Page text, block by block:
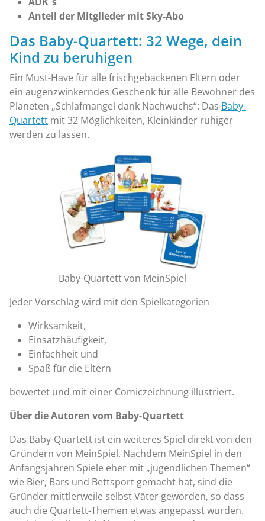
Anteil der Mitglieder mit Sky-Abo
Das Baby-Quartett: 32 Wege, dein
Kind zu beruhigen
Ein Must-Have für alle frischgebackenen Eltern oder
ein augenzwinkerndes Geschenk für alle Bewohner des
Planeten „Schlafmangel dank Nachwuchs“: Das Baby-
Quartett mit 32 Möglichkeiten, Kleinkinder ruhiger
werden zu lassen.
Baby-Quartett von MeinSpiel
Jeder Vorschlag wird mit den Spielkategorien
Wirksamkeit,
Einsatzhäufigkeit,
Einfachheit und
Spaß für die Eltern
bewertet und mit einer Comiczeichnung illustriert.
Über die Autoren vom Baby-Quartett
Das Baby-Quartett ist ein weiteres Spiel direkt von den
Gründern von MeinSpiel. Nachdem MeinSpiel in den
Anfangsjahren Spiele eher mit „jugendlichen Themen“
wie Bier, Bars und Bettsport gemacht hat, sind die
Gründer mittlerweile selbst Väter geworden, so dass
auch die Quartett-Themen etwas angepasst wurden.